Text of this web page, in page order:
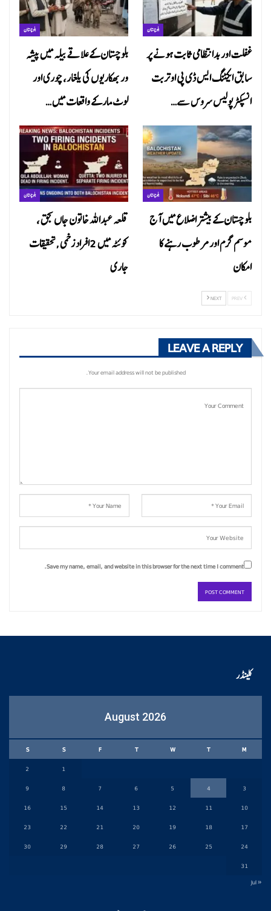
بلوچستان
بلوچستان کے علاقے بیلہ میں پیشہ
ور بھکاریوں کی یلغار، چوری اور
لوٹ مار کے واقعات میں…
بلوچستان
غفلت اور بدانتظامی ثابت ہونے پر
سابق ایکٹنگ ایس ڈی پی او تربت
انسپکٹر پولیس سروس سے…
بلوچستان
قلعہ عبداللہ خاتون جاں بحق ،
کوئٹہ میں 2افراد زخمی ,تحقیقات
جاری
بلوچستان
بلوچستان کے بیشتر اضلاع میں آج
موسم گرم اور مرطوب رہنے کا
امکان
NEXT
LEAVE A REPLY
Your email address will not be published.
Save my name, email, and website in this browser for the next time I comment.
کلینڈر
August 2026
M
T
W
T
F
S
S
1
2
3
4
5
6
7
8
9
10
11
12
13
14
15
16
17
18
19
20
21
22
23
24
25
26
27
28
29
30
31
« Jul